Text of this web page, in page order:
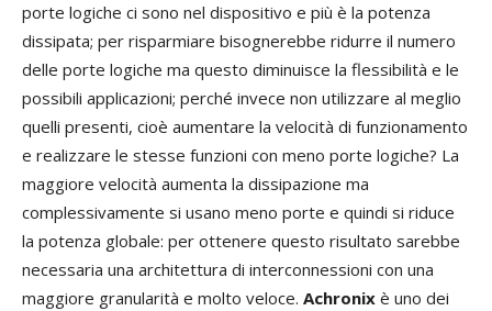
porte logiche ci sono nel dispositivo e più è la potenza
dissipata; per risparmiare bisognerebbe ridurre il numero
delle porte logiche ma questo diminuisce la flessibilità e le
possibili applicazioni; perché invece non utilizzare al meglio
quelli presenti, cioè aumentare la velocità di funzionamento
e realizzare le stesse funzioni con meno porte logiche? La
maggiore velocità aumenta la dissipazione ma
complessivamente si usano meno porte e quindi si riduce
la potenza globale: per ottenere questo risultato sarebbe
necessaria una architettura di interconnessioni con una
maggiore granularità e molto veloce. Achronix è uno dei